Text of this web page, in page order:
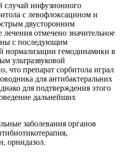
случай инфузионного
с левофлоксацином и
двусторонним
отмечено значительное
с последующим
нормализации гемодинамики в
ультразвуковой
что препарат сорбитола играл
для антибактеральних
для подтверждения этого
дальнейших
заболевания органов
орнидазол.